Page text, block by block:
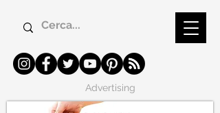
Advertising